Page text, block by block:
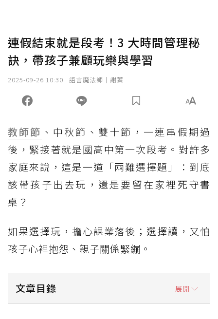
連假結束就是段考！3 大時間管理秘
訣，帶孩子兼顧玩樂與學習
2025-09-26 10:30 語言魔法師｜謝蓁
教師節 、中秋節、雙十節，一連串假期過
後，緊接著就是國高中第一次段考。對許多
家庭來說，這是一道「兩難選擇題」：到底
該帶孩子出去玩，還是要留在家裡死守書
桌？
如果選擇玩，擔心課業落後；選擇讀，又怕
孩子心裡抱怨、親子關係緊繃。
文章目錄 展開